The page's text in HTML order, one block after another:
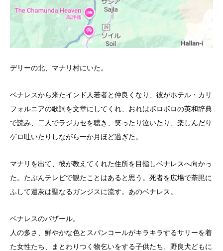
デリーの北、マナリ村にいた。
ベナレスから来たインド人若者と仲良くなり、彼がホテル・カリ
フォルニアの歌詞を文章にしてくれ、おれはボロボロの英和辞典
で読み、二人でラジカセを聴き、笑ったり泣いたり、楽しんだり
ゲロ吐いたりしながら一か月ほど過ぎた。
マナリを出て、彼が教えてくれた住所を目指しベナレスへ向かっ
た。たぶんテレビで観たことはあると思う。死者を広場で荼毘に
ふして遺灰は聖なるガンジスに流す。あのベナレス。
ベナレスのバザール。
人の多さ、鮮やかな色とスパンコールがキラキラするサリーを着
た女性たち、まとわりつく物乞いをする子供たち、野良犬どもに